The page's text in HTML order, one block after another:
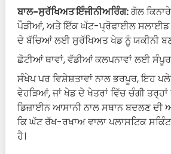
ਬਾਲ-ਸੁਰੱਖਿਅਤ ਇੰਜੀਨੀਅਰਿੰਗ:ਗੋਲ
ਪੌੜੀਆਂ, ਅਤੇ ਇੱਕ ਘੱਟ-ਪ੍ਰੋਫਾਈਲ ਸਲਾਈਡ
ਦੇ ਬੱਚਿਆਂ ਲਈ ਸੁਰੱਖਿਅਤ ਖੇਡ ਨੂੰ ਯਕੀਨੀ
ਛੋਟੀਆਂ ਥਾਵਾਂ, ਵੱਡੀਆਂ ਕਲਪਨਾਵਾਂ ਲਈ
ਸੰਖੇਪ ਪਰ ਵਿਸ਼ੇਸ਼ਤਾਵਾਂ ਨਾਲ ਭਰਪੂਰ, ਇਹ
ਵੇਹੜਿਆਂ, ਜਾਂ ਖੇਡ ਦੇ ਖੇਤਰਾਂ ਵਿੱਚ ਚੰਗੀ ਤਰ੍ਹਾਂ
ਡਿਜ਼ਾਈਨ ਆਸਾਨੀ ਨਾਲ ਸਥਾਨ ਬਦਲਣ ਦੀ
ਕਿ ਘੱਟ ਰੱਖ-ਰਖਾਅ ਵਾਲਾ ਪਲਾਸਟਿਕ
ਹੈ।